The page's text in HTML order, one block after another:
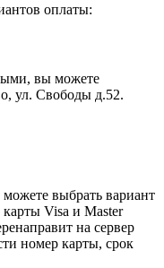
оплаты:
вы можете
ул. Свободы д.52.
выбрать вариант
Visa и Master
на сервер
номер карты, срок